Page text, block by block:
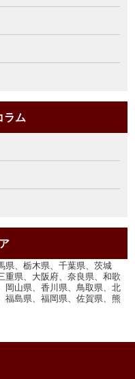
ラム
県、栃木県、千葉県、茨城
重県、大阪府、奈良県、和歌
岡山県、香川県、鳥取県、北
福島県、福岡県、佐賀県、熊